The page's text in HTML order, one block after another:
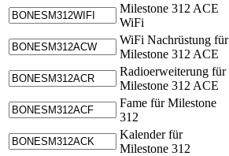
Milestone 312 ACE
WiFi
WiFi Nachrüstung für
Milestone 312 ACE
Radioerweiterung für
Milestone 312 ACE
Fame für Milestone
312
Kalender für
Milestone 312